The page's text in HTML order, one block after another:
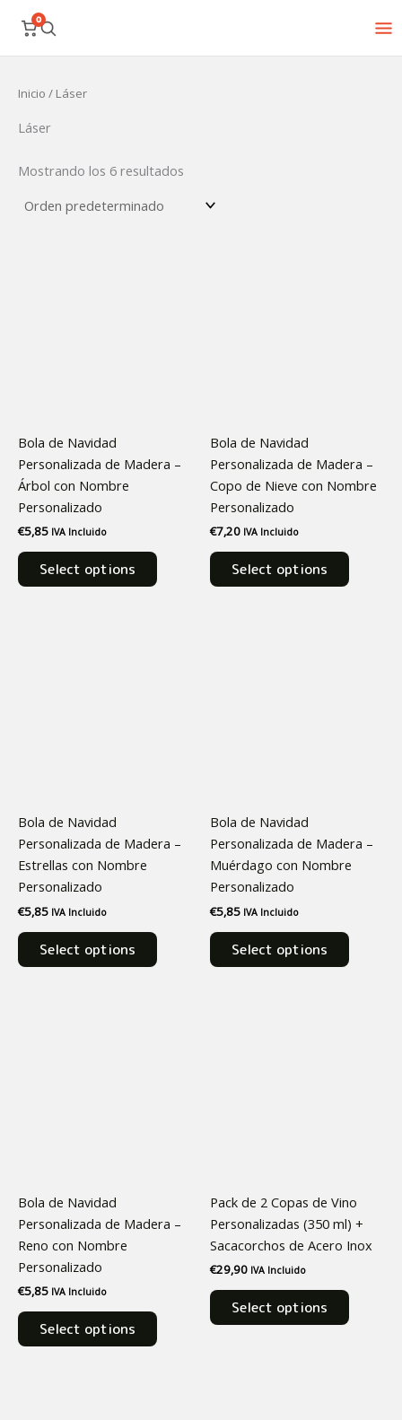
0
contenido
Inicio / Láser
Láser
Mostrando los 6 resultados
Bola de Navidad
Personalizada de Madera –
Árbol con Nombre
Personalizado
€5,85 IVA Incluido
Select options
Bola de Navidad
Personalizada de Madera –
Copo de Nieve con Nombre
Personalizado
€7,20 IVA Incluido
Select options
Bola de Navidad
Personalizada de Madera –
Estrellas con Nombre
Personalizado
€5,85 IVA Incluido
Select options
Bola de Navidad
Personalizada de Madera –
Muérdago con Nombre
Personalizado
€5,85 IVA Incluido
Select options
Bola de Navidad
Personalizada de Madera –
Reno con Nombre
Personalizado
€5,85 IVA Incluido
Select options
Pack de 2 Copas de Vino
Personalizadas (350 ml) +
Sacacorchos de Acero Inox
€29,90 IVA Incluido
Select options